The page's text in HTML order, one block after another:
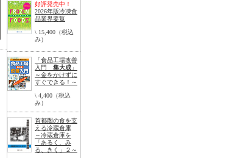
好評発売中！
2026年版冷凍食
品業界要覧
\ 15,400（税込
み）
「食品工場改善
入門 集大成 」
～金をかけずに
すぐできる！～
\ 4,400（税込
み）
首都圏の食を支
える冷蔵倉庫
～冷蔵倉庫を
「あるく、み
る、きく」２～